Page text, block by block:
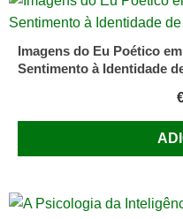
Imagens do Eu Poético
Sentimento à Identidade